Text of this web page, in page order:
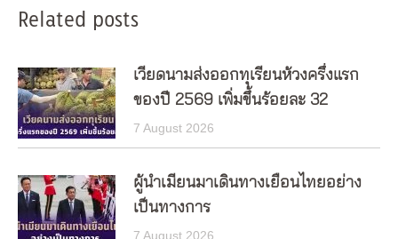
Related posts
เวียดนามส่งออกทุเรียนห้วงครึ่งแรก
ของปี 2569 เพิ่มขึ้นร้อยละ 32
7 August 2026
ผู้นำเมียนมาเดินทางเยือนไทยอย่าง
เป็นทางการ
7 August 2026